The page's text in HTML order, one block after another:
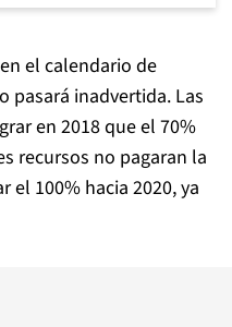
el calendario de
pasará inadvertida. Las
en 2018 que el 70%
recursos no pagaran la
el 100% hacia 2020, ya